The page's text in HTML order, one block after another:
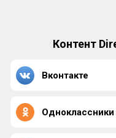
Контент
Вконтакте
Одноклассники